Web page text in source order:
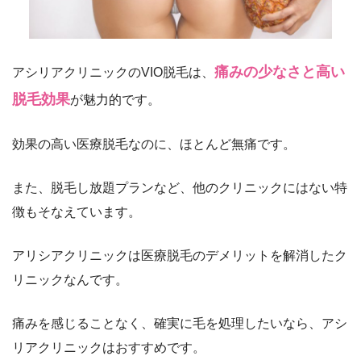
アシリアクリニックのVIO脱毛は、 痛みの少なさと高い
脱毛効果が魅力的です。
効果の高い医療脱毛なのに、ほとんど無痛です。
また、脱毛し放題プランなど、他のクリニックにはない特
徴もそなえています。
アリシアクリニックは医療脱毛のデメリットを解消したク
リニックなんです。
痛みを感じることなく、確実に毛を処理したいなら、アシ
リアクリニックはおすすめです。